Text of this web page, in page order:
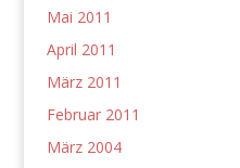
Mai 2011
April 2011
März 2011
Februar 2011
März 2004